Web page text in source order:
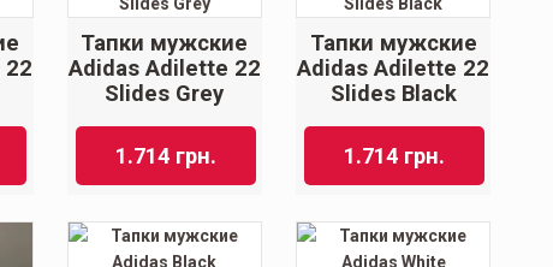
22
Тапки мужские
Adidas Adilette 22
Slides Grey
1.714 грн.
Тапки мужские
Adidas Adilette 22
Slides Black
1.714 грн.